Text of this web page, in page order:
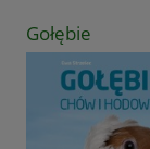
Gołębie